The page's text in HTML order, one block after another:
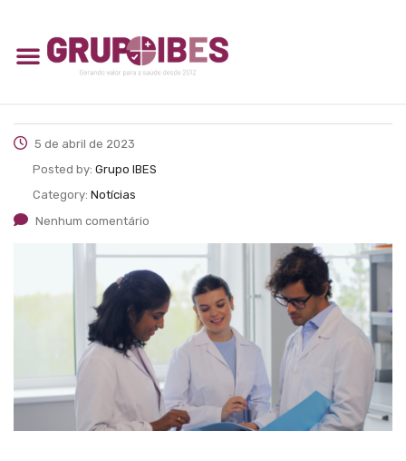
5 de abril de 2023
Posted by: Grupo IBES
Category: Notícias
Nenhum comentário